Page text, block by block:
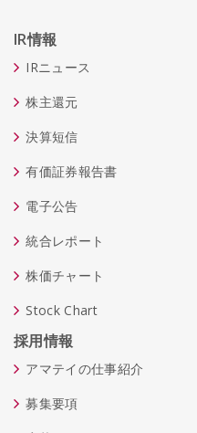
IR情報
IRニュース
株主還元
決算短信
有価証券報告書
電子公告
統合レポート
株価チャート
Stock Chart
採用情報
アマテイの仕事紹介
募集要項